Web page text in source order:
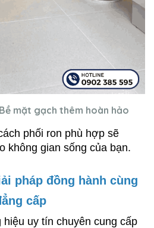
mặt gạch thêm hoàn hảo
phối ron phù hợp sẽ
không gian sống của bạn.
pháp đồng hành cùng
cấp
uy tín chuyên cung cấp